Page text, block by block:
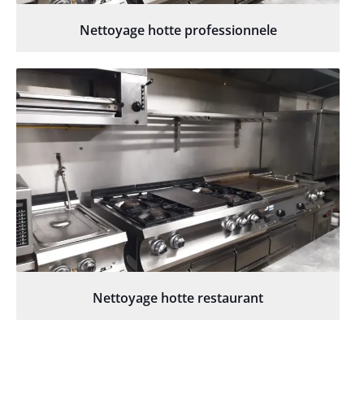
Nettoyage hotte professionnele
Nettoyage hotte restaurant